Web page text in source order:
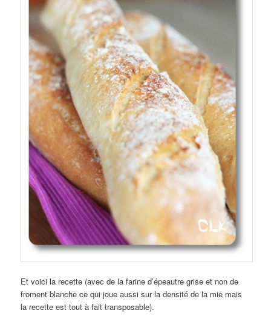
Et voici la recette (avec de la farine d’épeautre grise et non de
froment blanche ce qui joue aussi sur la densité de la mie mais
la recette est tout à fait transposable).